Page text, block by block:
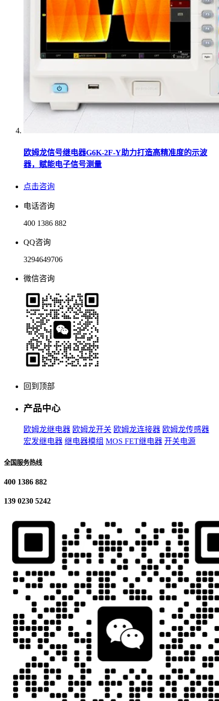
欧姆龙信号继电器G6K-2F-Y助力打造高精准度的示波
器，赋能电子信号测量
点击咨询
电话咨询
400 1386 882
QQ咨询
3294649706
微信咨询
回到顶部
产品中心
欧姆龙继电器 欧姆龙开关 欧姆龙连接器 欧姆龙传感器
宏发继电器 继电器模组 MOS FET继电器 开关电源
全国服务热线
400 1386 882
139 0230 5242